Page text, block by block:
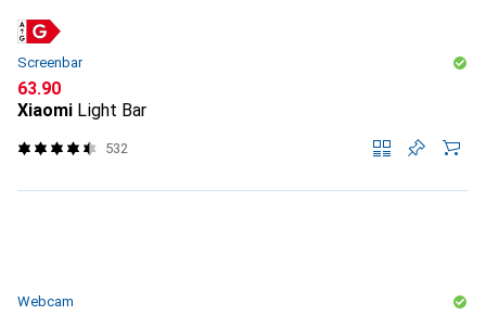
Screenbar
CHF
63.90
Xiaomi Light Bar
532
Webcam